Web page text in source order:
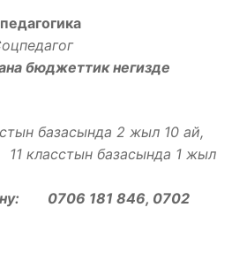
бюджеттик негизде
базасында 2 жыл 10 ай,
базасында 1 жыл
0706 181 846, 0702